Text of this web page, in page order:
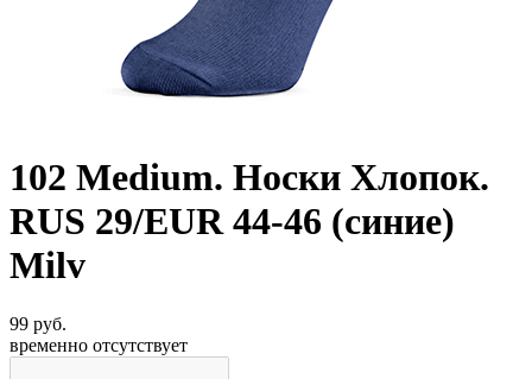
102 Medium. Носки Хлопок.
RUS 29/EUR 44-46 (синие)
Milv
99 руб.
временно отсутствует